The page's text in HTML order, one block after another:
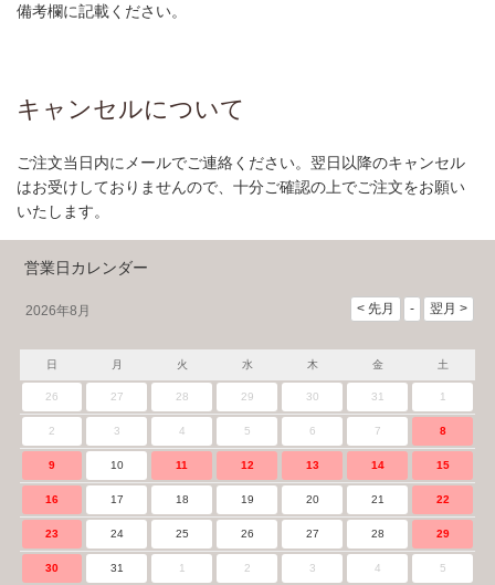
備考欄に記載ください。
キャンセルについて
ご注文当日内にメールでご連絡ください。翌日以降のキャンセル
はお受けしておりませんので、十分ご確認の上でご注文をお願い
いたします。
営業日カレンダー
2026年8月
日 月 火 水 木 金 土
26 27 28 29 30 31 1
2 3 4 5 6 7 8
9 10 11 12 13 14 15
16 17 18 19 20 21 22
23 24 25 26 27 28 29
30 31 1 2 3 4 5